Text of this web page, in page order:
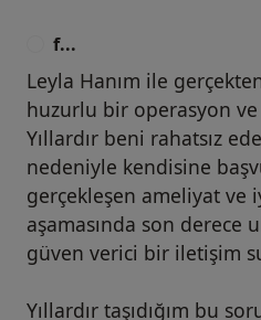
A11. Ozel L, Ata P, Ozel MS,
Canbakan M, Erdogrul G,
Factors for Osteoporosis
and Effect of VDR Bsm I
Proc.43(3):858-62, 2011.
A12. Toros SZ, Toros AB, Kaya KS, Deveci I, Ozel L,
Naiboğlu B, Habeşoğlu T,
f...
Leyla Hanım ile
huzurlu bir operasyon
Yıllardır beni rahatsız
nedeniyle kendisine
gerçekleşen ameliyat ve
aşamasında son derece
güven verici bir iletişim
Yıllardır taşıdığım bu